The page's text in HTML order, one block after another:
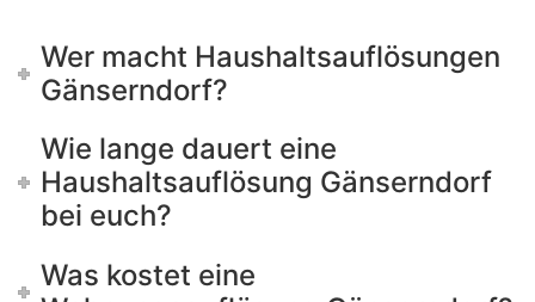
Wer macht Haushaltsauflösungen
Gänserndorf?
Wie lange dauert eine
Haushaltsauflösung Gänserndorf
bei euch?
Was kostet eine